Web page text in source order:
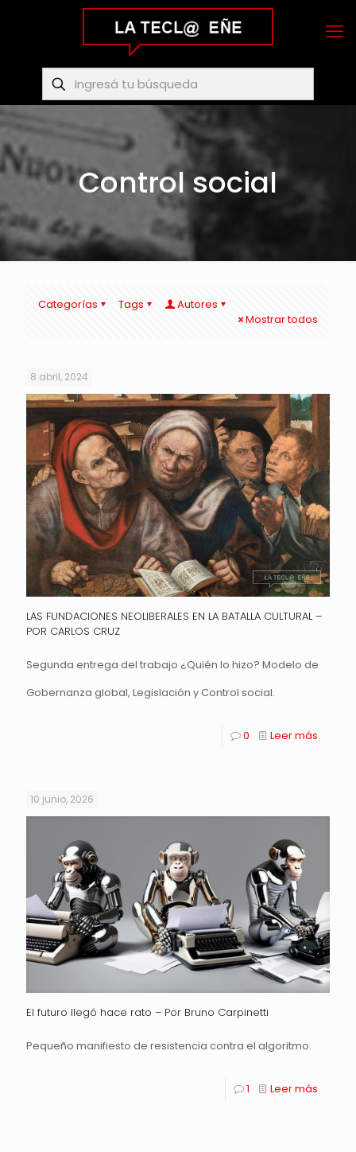
Control social
Categorías Tags
Autores
Mostrar todos
8 abril, 2024
LAS FUNDACIONES NEOLIBERALES EN LA BATALLA CULTURAL –
POR CARLOS CRUZ
Segunda entrega del trabajo ¿Quién lo hizo? Modelo de
Gobernanza global, Legislación y Control social.
0 Leer más
10 junio, 2026
El futuro llegó hace rato – Por Bruno Carpinetti
Pequeño manifiesto de resistencia contra el algoritmo.
1 Leer más